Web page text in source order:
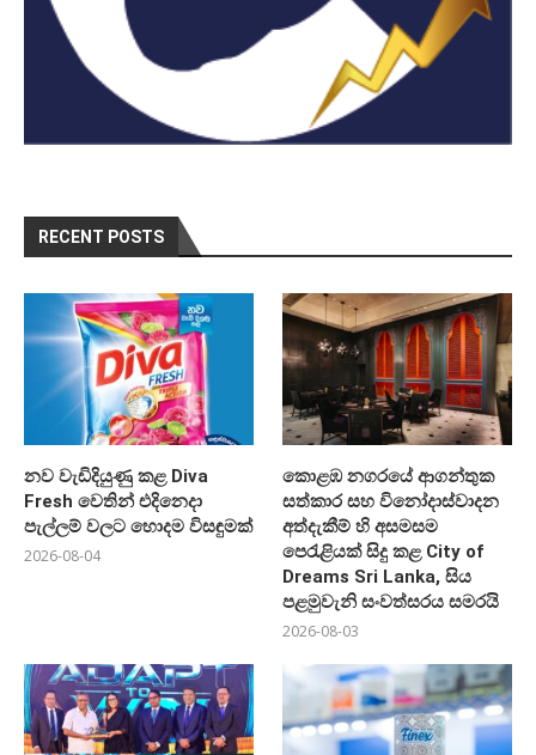
RECENT POSTS
නව වැඩිදියුණු කළ Diva
Fresh වෙතින් එදිනෙදා
පැල්ලම් වලට හොදම විසඳුමක්
2026-08-04
කොළඹ නගරයේ ආගන්තුක
සත්කාර සහ විනෝදාස්වාදන
අත්දැකීම් හි අසමසම
පෙරැළියක් සිදු කළ City of
Dreams Sri Lanka, සිය
පළමුවැනි සංවත්සරය සමරයි
2026-08-03